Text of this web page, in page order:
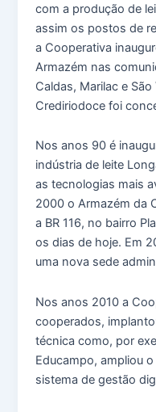
com a produção de
assim os postos de
a Cooperativa
Armazém nas
Caldas, Marilac e
Crediriodoce foi
Nos anos 90 é
indústria de leite
as tecnologias mais
2000 o Armazém da
a BR 116, no bairro
os dias de hoje. Em
uma nova sede
Nos anos 2010 a
cooperados,
técnica como, por
Educampo, ampliou
sistema de gestão